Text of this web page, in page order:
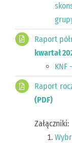
Raport
kwartał
KNF
Raport
(PDF)
Załączniki: